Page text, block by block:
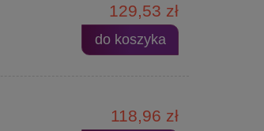
129,53 zł
do koszyka
118,96 zł